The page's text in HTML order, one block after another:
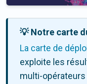
💡 Notre carte
La carte de
exploite les
multi-